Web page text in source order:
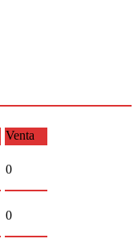
Venta
0
0